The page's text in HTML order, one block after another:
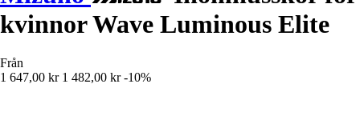
kvinnor Wave Luminous Elite
Från
1 647,00 kr 1 482,00 kr -10%